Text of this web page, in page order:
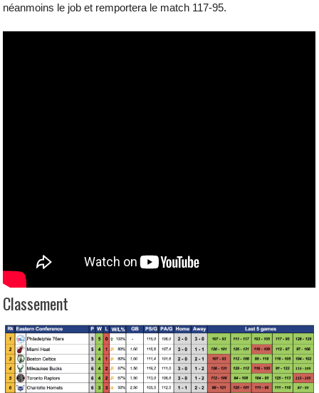
néanmoins le job et remportera le match 117-95.
Classement